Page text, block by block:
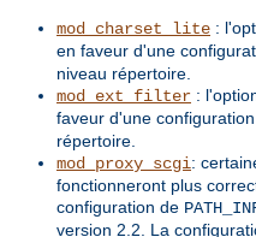
mod_charset_lite :
en faveur d'une
niveau répertoire.
mod_ext_filter :
faveur d'une
répertoire.
mod_proxy_scgi:
fonctionneront plus
configuration de
version 2.2. La